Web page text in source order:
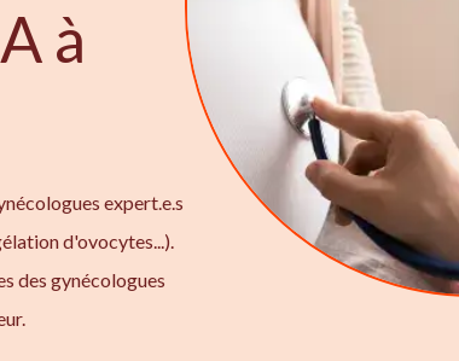
à
expert.e.s
d'ovocytes...).
des gynécologues